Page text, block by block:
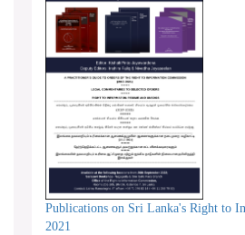
Publications on Sri Lanka's Right to
2021